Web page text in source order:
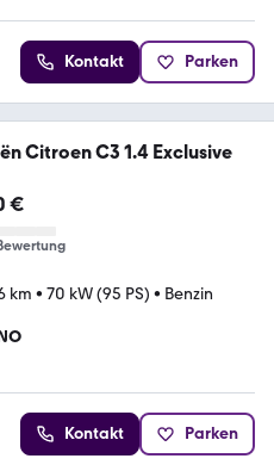
Kontakt Parken
Citroen C3 1.4 Exclusive
€
km • 70 kW (95 PS) • Benzin
Kontakt Parken